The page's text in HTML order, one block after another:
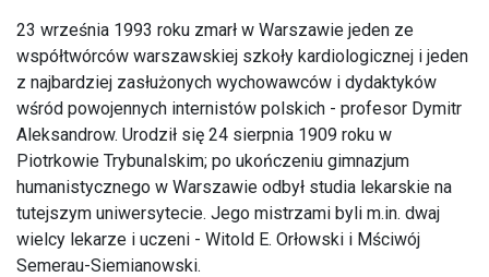
23 września 1993 roku zmarł w Warszawie jeden ze
współtwórców warszawskiej szkoły kardiologicznej i jeden
z najbardziej zasłużonych wychowawców i dydaktyków
wśród powojennych internistów polskich - profesor Dymitr
Aleksandrow. Urodził się 24 sierpnia 1909 roku w
Piotrkowie Trybunalskim; po ukończeniu gimnazjum
humanistycznego w Warszawie odbył studia lekarskie na
tutejszym uniwersytecie. Jego mistrzami byli m.in. dwaj
wielcy lekarze i uczeni - Witold E. Orłowski i Mściwój
Semerau-Siemianowski.